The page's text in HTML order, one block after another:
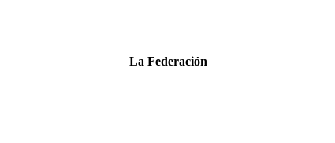
La Federación